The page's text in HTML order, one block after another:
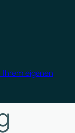
Ihrem eigenen